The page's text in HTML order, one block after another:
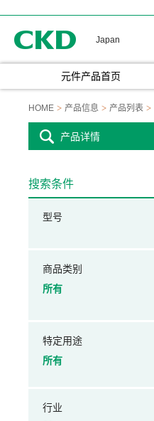
Japan
元件产品首页
HOME 产品信息 产品列表
产品详情
搜索条件
型号
商品类别
所有
特定用途
所有
行业